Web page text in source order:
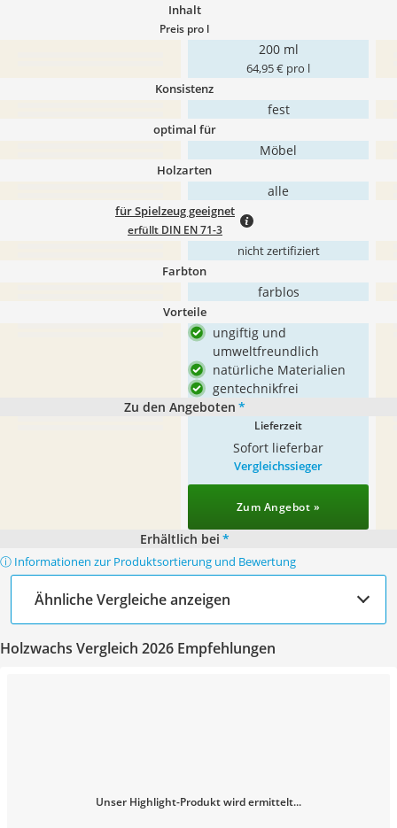
Inhalt
Preis pro l
200 ml
64,95 € pro l
Konsistenz
fest
optimal für
Möbel
Holzarten
alle
für Spielzeug geeignet
erfüllt DIN EN 71-3
nicht zertifiziert
Farbton
farblos
Vorteile
ungiftig und
umweltfreundlich
natürliche Materialien
gentechnikfrei
Zu den Angeboten *
Lieferzeit
Sofort lieferbar
Vergleichssieger
Zum Angebot »
Erhältlich bei *
ⓘ Informationen zur Produktsortierung und Bewertung
Ähnliche Vergleiche anzeigen
Holzwachs Vergleich 2026 Empfehlungen
Unser Highlight-Produkt wird ermittelt...